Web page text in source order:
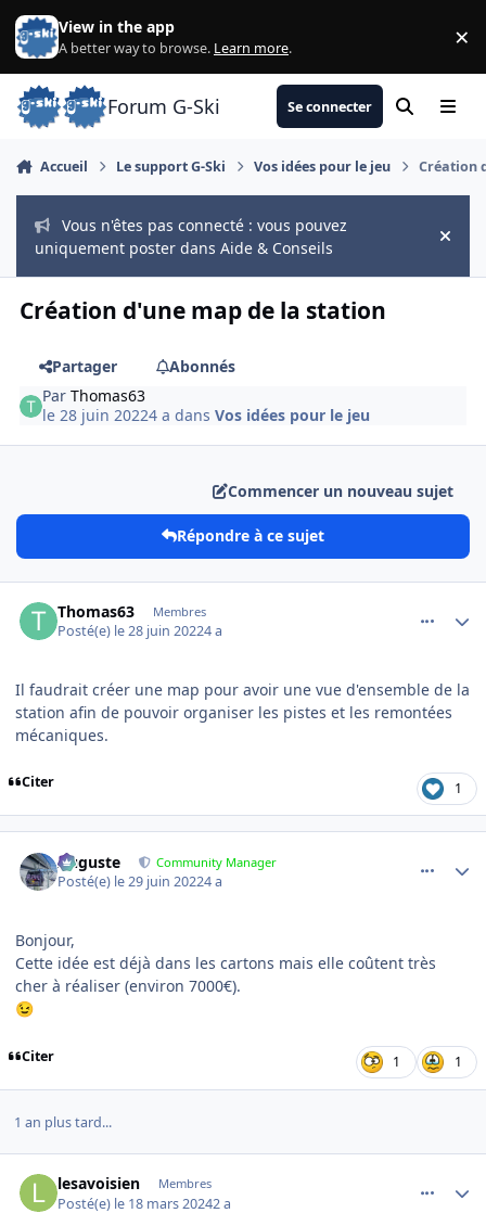
Aller au contenu
View in the app
A better way to browse. Learn more. ×
Forum G-Ski Se connecter Rechercher
Menu
Accueil Le support G-Ski Vos idées pour le jeu Création
Vous n'êtes pas connecté : vous pouvez
uniquement poster dans Aide & Conseils
Hide
Création d'une map de la station
Partager
Abonnés
ParThomas63
le 28 juin 20224 a dansVos idées pour le jeu
Commencer un nouveau sujet
Répondre à ce sujet
Thomas63 Membres
Posté(e) le 28 juin 20224 a
Il faudrait créer une map pour avoir une vue d'ensemble de la
station afin de pouvoir organiser les pistes et les remontées
mécaniques.
Citer 1
Auguste Community Manager
Posté(e) le 29 juin 20224 a
Bonjour,
Cette idée est déjà dans les cartons mais elle coûtent très
cher à réaliser (environ 7000€).
😉
Citer 1 1
1 an plus tard...
lesavoisien Membres
Posté(e) le 18 mars 20242 a